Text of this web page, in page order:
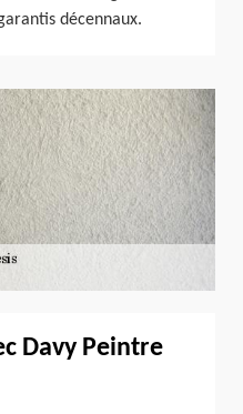
décennaux.
Davy Peintre